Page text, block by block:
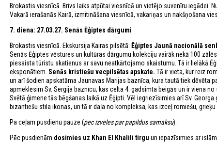
Brokastis viesnīcā. Brivs laiks atpūtai viesnīcā un vietējo suvenīru iegādei.
Vakarā ierašanās Kairā, izmitināšana viesnīcā, vakariņas un nakšņošana
7. diena: 27.03.27. Senās Ēģiptes dārgumi
Brokastis viesnīcā. Ekskursija Kairas pilsētā: Ēģiptes Jaunā nacionālā
Senās Ēģiptes vēstures un kultūras dārgumu kolekciju vairāk nekā 100
piesaista tūristu skatienus ar savu neatkārtojamo skaistumu. Tā ir lielākā
eksponātiem. Senās kristiešu vecpilsētas apskate. Tā ir vieta, kur reiz
un arī šodien apskatāma Jaunavas Marijas baznīca, kura tautā tiek dēvēta
apmeklēsim Sv. Sergija baznīcu, kas celta 4. gadsimta beigās un ir viena
Svētā ģimene tās bēgšanas laikā uz Ēģipti. Vēl iegriezīsimies arī Sv.
bizantiešu stila ikonas, un tā ir daļa no kompleksa, kas izceļ romiešu,
Pa ceļam pusdienu pauze (pēc izvēles par papildus samaksu).
Pēc pusdienām dosimies uz Khan El Khalili tirgu un iepazīsimies ar